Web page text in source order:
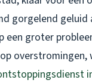
gorgelend geluid
een groter
overstromingen,